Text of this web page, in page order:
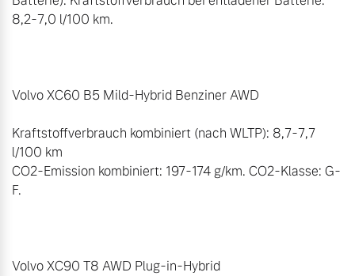
8,2-7,0 l/100 km.
Volvo XC60 B5 Mild-Hybrid Benziner AWD
Kraftstoffverbrauch kombiniert (nach WLTP): 8,7-7,7
l/100 km
CO2-Emission kombiniert: 197-174 g/km. CO2-Klasse: G-
F.
Volvo XC90 T8 AWD Plug-in-Hybrid